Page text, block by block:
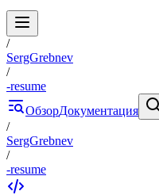
/
SergGrebnev
/
-resume
ОбзорДокументация
/
SergGrebnev
/
-resume